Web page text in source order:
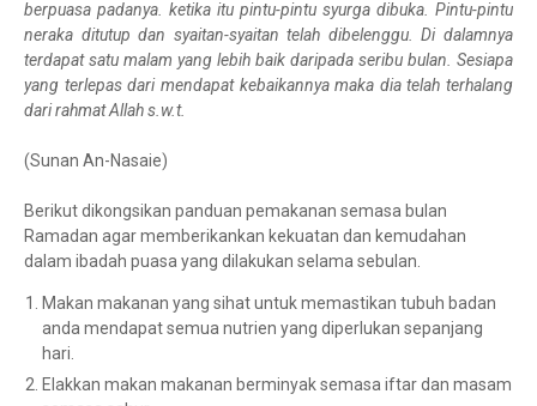
berpuasa padanya. ketika itu pintu-pintu syurga dibuka. Pintu-pintu
neraka ditutup dan syaitan-syaitan telah dibelenggu. Di dalamnya
terdapat satu malam yang lebih baik daripada seribu bulan. Sesiapa
yang terlepas dari mendapat kebaikannya maka dia telah terhalang
dari rahmat Allah s.w.t.
(Sunan An-Nasaie)
Berikut dikongsikan panduan pemakanan semasa bulan
Ramadan agar memberikankan kekuatan dan kemudahan
dalam ibadah puasa yang dilakukan selama sebulan.
Makan makanan yang sihat untuk memastikan tubuh badan
anda mendapat semua nutrien yang diperlukan sepanjang
hari.
Elakkan makan makanan berminyak semasa iftar dan masam